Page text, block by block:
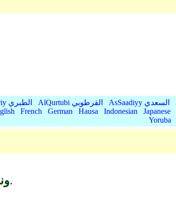
AtTabariy الطبري AlQurtubi القرطوبي AsSaadiyy السعدي
French German Hausa Indonesian Japanese
Yoruba
واقعا لا محالة.